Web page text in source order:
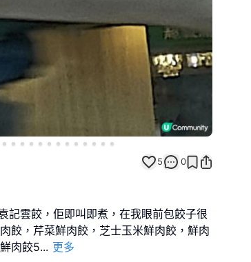
5 0
記雲餃，佢即叫即煮，在我眼前包餃子很
餃，芹菜鮮肉餃，芝士玉米鮮肉餃，鮮肉
肉餃5... 更多